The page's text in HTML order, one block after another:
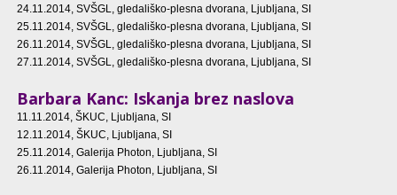
24.11.2014, SVŠGL, gledališko-plesna dvorana, Ljubljana, SI
25.11.2014, SVŠGL, gledališko-plesna dvorana, Ljubljana, SI
26.11.2014, SVŠGL, gledališko-plesna dvorana, Ljubljana, SI
27.11.2014, SVŠGL, gledališko-plesna dvorana, Ljubljana, SI
Barbara Kanc: Iskanja brez naslova
11.11.2014, ŠKUC, Ljubljana, SI
12.11.2014, ŠKUC, Ljubljana, SI
25.11.2014, Galerija Photon, Ljubljana, SI
26.11.2014, Galerija Photon, Ljubljana, SI